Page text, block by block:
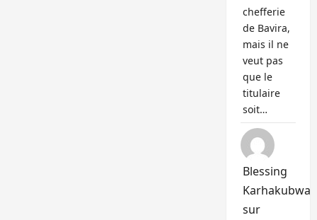
chefferie
de Bavira,
mais il ne
veut pas
que le
titulaire
soit…
Blessing
Karhakubwa
sur